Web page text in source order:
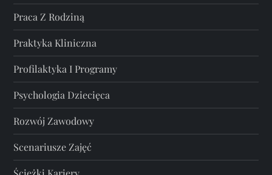
Praca Z Rodziną
Praktyka Kliniczna
Profilaktyka I Programy
Psychologia Dziecięca
Rozwój Zawodowy
Scenariusze Zajęć